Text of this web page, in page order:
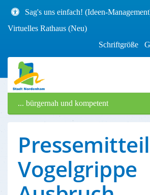
Sag's uns einfach! (Ideen-
Virtuelles Rathaus (Neu)
Schriftgröße
... bürgernah und kompetent
Vogelgrippe